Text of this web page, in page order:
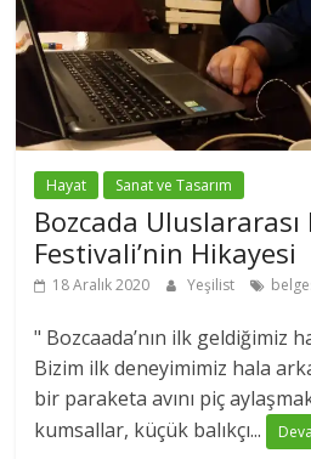
Hayat Sanat ve Tasarım
Bozcada Uluslararası
Festivali’nin Hikayesi
18 Aralık 2020 Yeşilist
" Bozcaada’nın ilk geldiğimiz
Bizim ilk deneyimimiz hala
bir paraketa avını piç
kumsallar, küçük balıkçı...